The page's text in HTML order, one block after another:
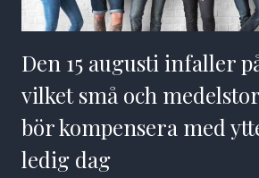
Den 15 augusti infaller
vilket små och
bör kompensera med
ledig dag